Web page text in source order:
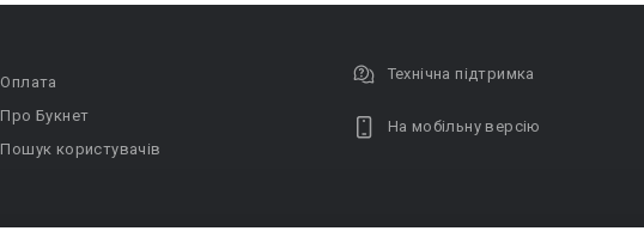
Оплата
Про Букнет
Пошук користувачів
Технічна підтримка
На мобільну версію